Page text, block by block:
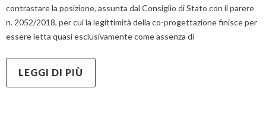
contrastare la posizione, assunta dal Consiglio di Stato con il parere
n. 2052/2018, per cui la legittimità della co-progettazione finisce per
essere letta quasi esclusivamente come assenza di
LEGGI DI PIÙ